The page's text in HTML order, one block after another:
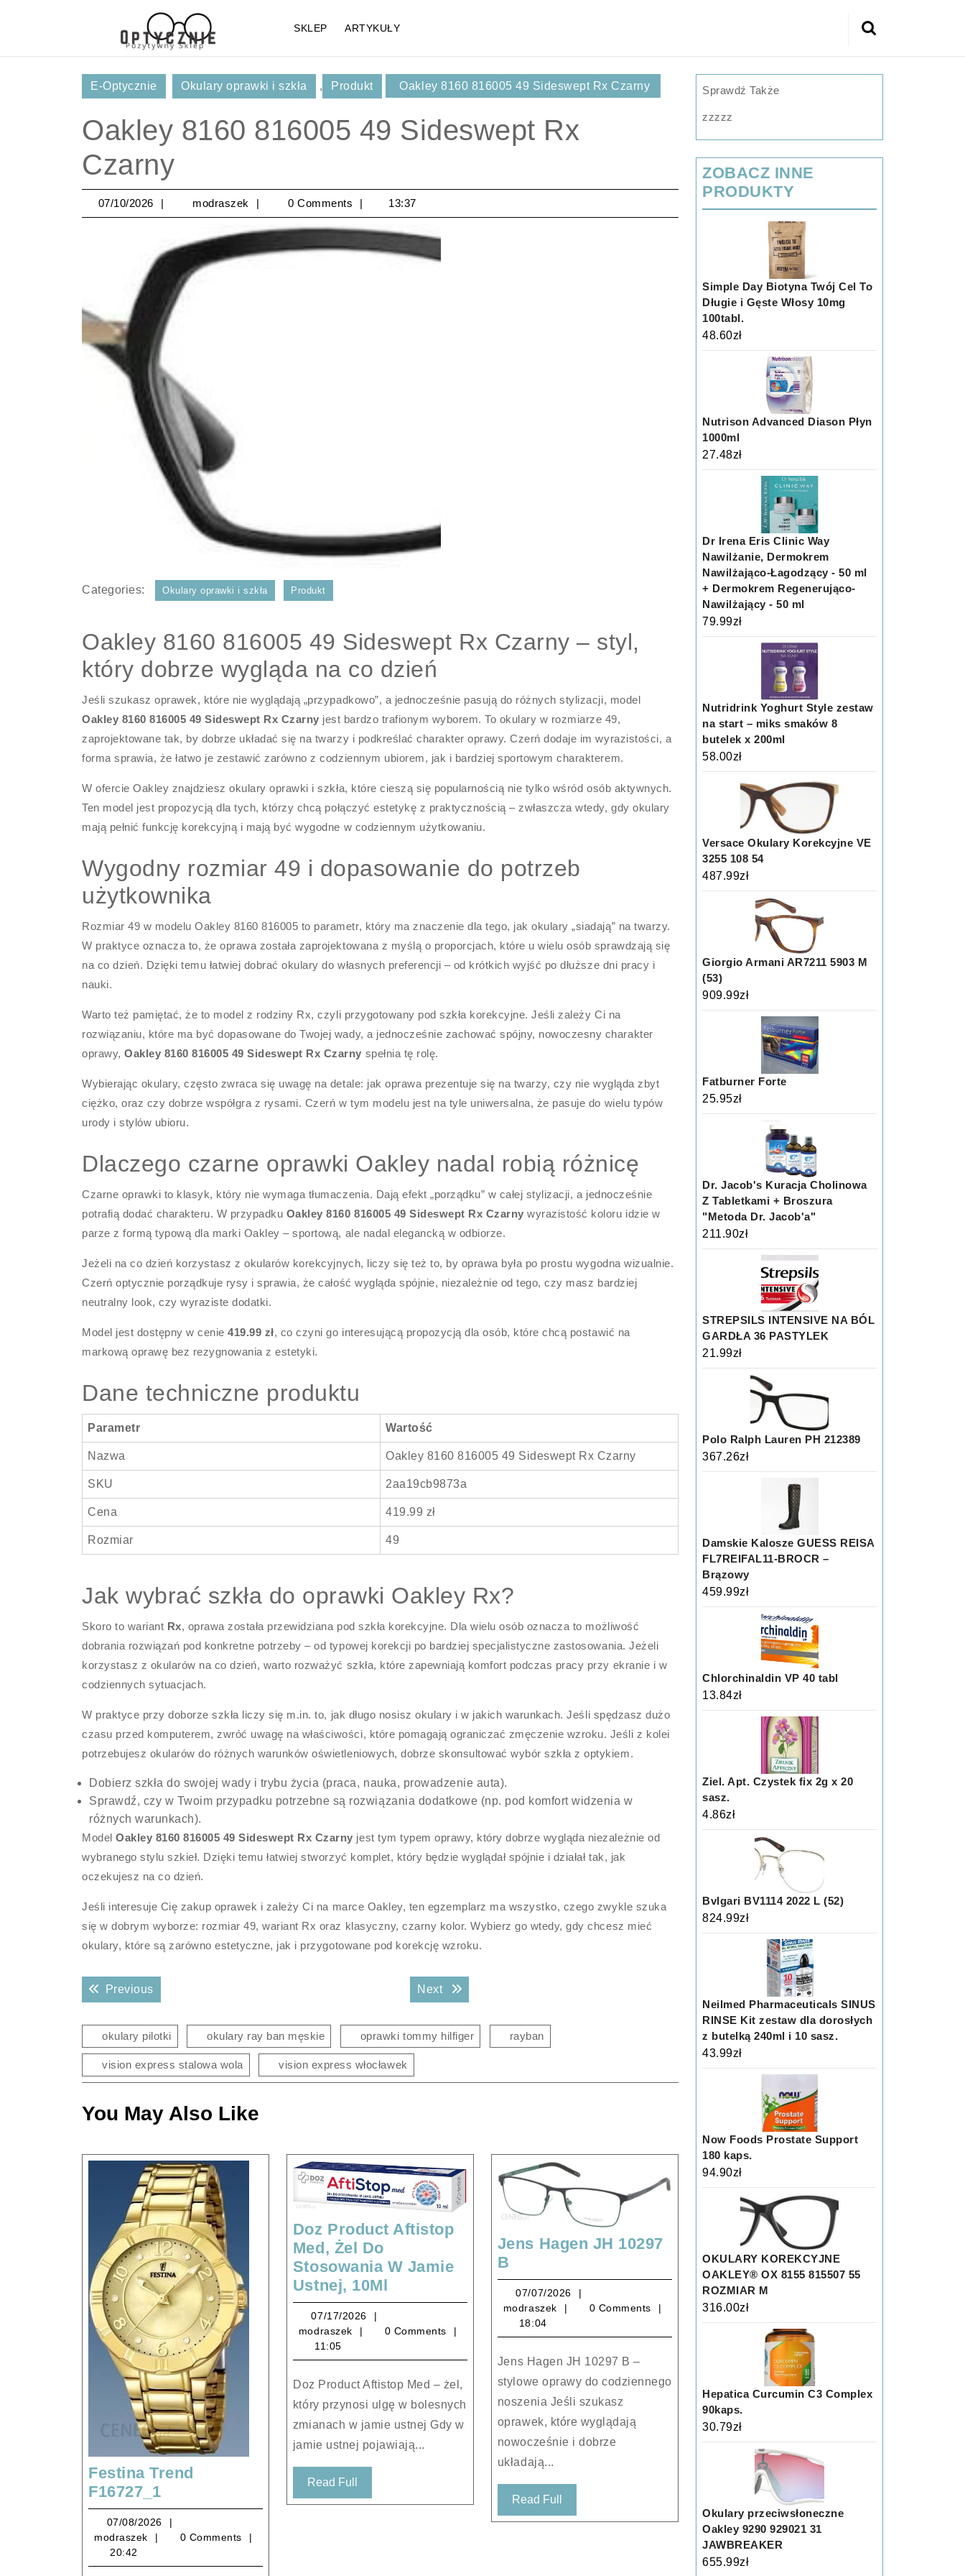
SKLEP ARTYKUŁY
Search
E-Optycznie Okulary oprawki i szkła , Produkt Oakley 8160 816005 49 Sideswept Rx Czarny
Oakley 8160 816005 49 Sideswept Rx
Czarny
07/10/2026 07/10/2026
modraszek modraszek
0 Comments 13:37
Categories: Okulary oprawki i szkła Produkt
Oakley 8160 816005 49 Sideswept Rx Czarny – styl,
który dobrze wygląda na co dzień
Jeśli szukasz oprawek, które nie wyglądają „przypadkowo”, a jednocześnie pasują do różnych stylizacji, model
Oakley 8160 816005 49 Sideswept Rx Czarny jest bardzo trafionym wyborem. To okulary w rozmiarze 49,
zaprojektowane tak, by dobrze układać się na twarzy i podkreślać charakter oprawy. Czerń dodaje im wyrazistości, a
forma sprawia, że łatwo je zestawić zarówno z codziennym ubiorem, jak i bardziej sportowym charakterem.
W ofercie Oakley znajdziesz okulary oprawki i szkła, które cieszą się popularnością nie tylko wśród osób aktywnych.
Ten model jest propozycją dla tych, którzy chcą połączyć estetykę z praktycznością – zwłaszcza wtedy, gdy okulary
mają pełnić funkcję korekcyjną i mają być wygodne w codziennym użytkowaniu.
Wygodny rozmiar 49 i dopasowanie do potrzeb
użytkownika
Rozmiar 49 w modelu Oakley 8160 816005 to parametr, który ma znaczenie dla tego, jak okulary „siadają” na twarzy.
W praktyce oznacza to, że oprawa została zaprojektowana z myślą o proporcjach, które u wielu osób sprawdzają się
na co dzień. Dzięki temu łatwiej dobrać okulary do własnych preferencji – od krótkich wyjść po dłuższe dni pracy i
nauki.
Warto też pamiętać, że to model z rodziny Rx, czyli przygotowany pod szkła korekcyjne. Jeśli zależy Ci na
rozwiązaniu, które ma być dopasowane do Twojej wady, a jednocześnie zachować spójny, nowoczesny charakter
oprawy,Oakley 8160 816005 49 Sideswept Rx Czarny spełnia tę rolę.
Wybierając okulary, często zwraca się uwagę na detale: jak oprawa prezentuje się na twarzy, czy nie wygląda zbyt
ciężko, oraz czy dobrze współgra z rysami. Czerń w tym modelu jest na tyle uniwersalna, że pasuje do wielu typów
urody i stylów ubioru.
Dlaczego czarne oprawki Oakley nadal robią różnicę
Czarne oprawki to klasyk, który nie wymaga tłumaczenia. Dają efekt „porządku” w całej stylizacji, a jednocześnie
potrafią dodać charakteru. W przypadku Oakley 8160 816005 49 Sideswept Rx Czarny wyrazistość koloru idzie w
parze z formą typową dla marki Oakley – sportową, ale nadal elegancką w odbiorze.
Jeżeli na co dzień korzystasz z okularów korekcyjnych, liczy się też to, by oprawa była po prostu wygodna wizualnie.
Czerń optycznie porządkuje rysy i sprawia, że całość wygląda spójnie, niezależnie od tego, czy masz bardziej
neutralny look, czy wyraziste dodatki.
Model jest dostępny w cenie419.99 zł, co czyni go interesującą propozycją dla osób, które chcą postawić na
markową oprawę bez rezygnowania z estetyki.
Dane techniczne produktu
Parametr Wartość
Nazwa Oakley 8160 816005 49 Sideswept Rx Czarny
SKU 2aa19cb9873a
Cena 419.99 zł
Rozmiar 49
Jak wybrać szkła do oprawki Oakley Rx?
Skoro to wariant Rx, oprawa została przewidziana pod szkła korekcyjne. Dla wielu osób oznacza to możliwość
dobrania rozwiązań pod konkretne potrzeby – od typowej korekcji po bardziej specjalistyczne zastosowania. Jeżeli
korzystasz z okularów na co dzień, warto rozważyć szkła, które zapewniają komfort podczas pracy przy ekranie i w
codziennych sytuacjach.
W praktyce przy doborze szkła liczy się m.in. to, jak długo nosisz okulary i w jakich warunkach. Jeśli spędzasz dużo
czasu przed komputerem, zwróć uwagę na właściwości, które pomagają ograniczać zmęczenie wzroku. Jeśli z kolei
potrzebujesz okularów do różnych warunków oświetleniowych, dobrze skonsultować wybór szkła z optykiem.
Dobierz szkła do swojej wady i trybu życia (praca, nauka, prowadzenie auta).
Sprawdź, czy w Twoim przypadku potrzebne są rozwiązania dodatkowe (np. pod komfort widzenia w
różnych warunkach).
ModelOakley 8160 816005 49 Sideswept Rx Czarny jest tym typem oprawy, który dobrze wygląda niezależnie od
wybranego stylu szkieł. Dzięki temu łatwiej stworzyć komplet, który będzie wyglądał spójnie i działał tak, jak
oczekujesz na co dzień.
Jeśli interesuje Cię zakup oprawek i zależy Ci na marce Oakley, ten egzemplarz ma wszystko, czego zwykle szuka
się w dobrym wyborze: rozmiar 49, wariant Rx oraz klasyczny, czarny kolor. Wybierz go wtedy, gdy chcesz mieć
okulary, które są zarówno estetyczne, jak i przygotowane pod korekcję wzroku.
Nawigacja
wpisu
PreviousPrevious post: Next Next post:
okulary pilotki okulary ray ban męskie oprawki tommy hilfiger rayban
vision express stalowa wola vision express włocławek
You May Also Like
Festina Trend
F16727_1Festina
Trend
F16727_1
07/08/2026
modraszek
modraszek
0 Comments
20:42
Doz Product Aftistop
Med, Żel Do
Stosowania W Jamie
Ustnej, 10Ml
Product
Med,
Żel
Do
Stosowania
W
Jamie
Ustnej,
07/17/2026
modraszek
modraszek
0 Comments
11:05
Doz Product Aftistop Med – żel,
który przynosi ulgę w bolesnych
zmianach w jamie ustnej Gdy w
jamie ustnej pojawiają...
Read Full Read
Full
Jens Hagen JH 10297
B
Hagen
JH
10297
B
07/07/2026
modraszek
modraszek
0 Comments
18:04
Jens Hagen JH 10297 B –
stylowe oprawy do codziennego
noszenia Jeśli szukasz
oprawek, które wyglądają
nowocześnie i dobrze
układają...
Read Full Read
Full
Sprawdź Także
zzzzz
ZOBACZ INNE
PRODUKTY
Simple Day Biotyna Twój Cel To
Długie i Gęste Włosy 10mg
100tabl.
48.60zł
Nutrison Advanced Diason Płyn
1000ml
27.48zł
Dr Irena Eris Clinic Way
Nawilżanie, Dermokrem
Nawilżająco-Łagodzący - 50 ml
+ Dermokrem Regenerująco-
Nawilżający - 50 ml
79.99zł
Nutridrink Yoghurt Style zestaw
na start – miks smaków 8
butelek x 200ml
58.00zł
Versace Okulary Korekcyjne VE
3255 108 54
487.99zł
Giorgio Armani AR7211 5903 M
(53)
909.99zł
Fatburner Forte
25.95zł
Dr. Jacob's Kuracja Cholinowa
Z Tabletkami + Broszura
"Metoda Dr. Jacob'a"
211.90zł
STREPSILS INTENSIVE NA BÓL
GARDŁA 36 PASTYLEK
21.99zł
Polo Ralph Lauren PH 212389
367.26zł
Damskie Kalosze GUESS REISA
FL7REIFAL11-BROCR –
Brązowy
459.99zł
Chlorchinaldin VP 40 tabl
13.84zł
Ziel. Apt. Czystek fix 2g x 20
sasz.
4.86zł
Bvlgari BV1114 2022 L (52)
824.99zł
Neilmed Pharmaceuticals SINUS
RINSE Kit zestaw dla dorosłych
z butelką 240ml i 10 sasz.
43.99zł
Now Foods Prostate Support
180 kaps.
94.90zł
OKULARY KOREKCYJNE
OAKLEY® OX 8155 815507 55
ROZMIAR M
316.00zł
Hepatica Curcumin C3 Complex
90kaps.
30.79zł
Okulary przeciwsłoneczne
Oakley 9290 929021 31
JAWBREAKER
655.99zł